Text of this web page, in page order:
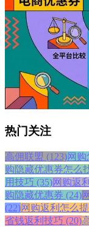
热门关注
高佣联盟 (123)网购
购隐藏优惠券怎么
用技巧 (35)网购返
购隐藏优惠券 (24)
(22)网购返利怎么
省钱返利技巧 (20)